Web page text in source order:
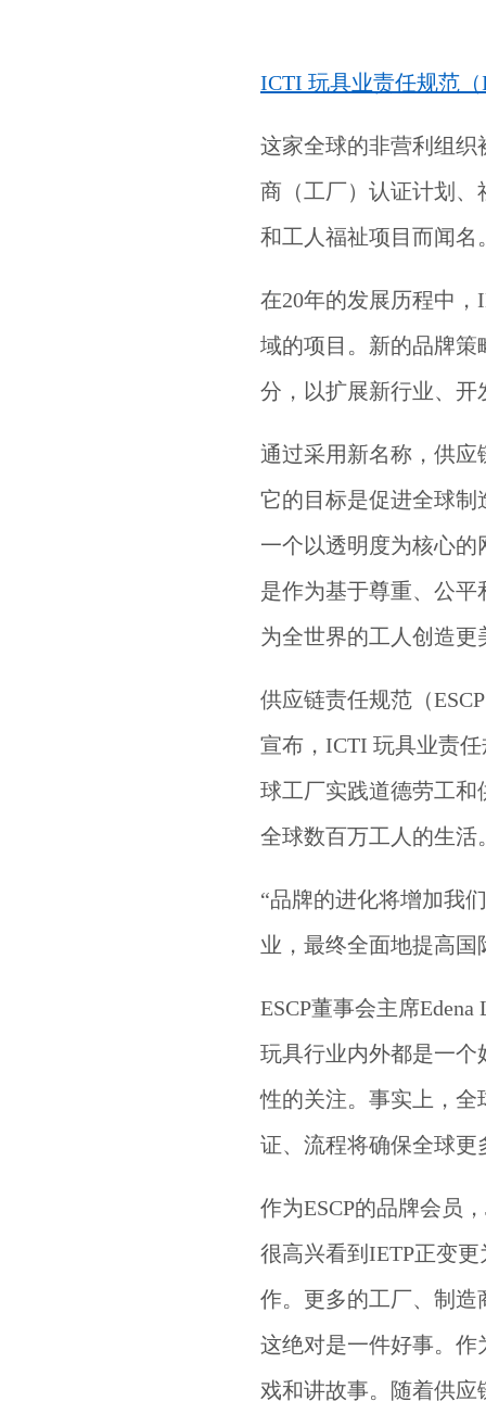
ICTI 玩具业责任规范（
这家全球的非营利组
商（工厂）认证计划
和工人福祉项目而闻名
在20年的发展历程中
域的项目。新的品牌策
分，以扩展新行业、
通过采用新名称，供
它的目标是促进全球
一个以透明度为核心
是作为基于尊重、公
为全世界的工人创造更
供应链责任规范（
宣布，ICTI 玩具业责
球工厂实践道德劳工
全球数百万工人的生活
“品牌的进化将增加我
业，最终全面地提高
ESCP董事会主席
玩具行业内外都是一
性的关注。事实上，
证、流程将确保全球更
作为ESCP的品牌会员
很高兴看到IETP正变
作。更多的工厂、制
这绝对是一件好事。
戏和讲故事。随着供